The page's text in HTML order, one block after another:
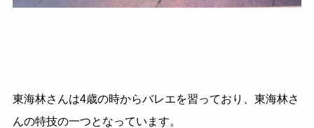
東海林さんは4歳の時からバレエを習っており、東海林さ
んの特技の一つとなっています。